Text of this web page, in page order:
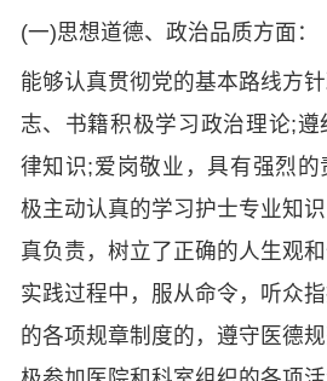
(一)思想道德、政治品质方面：
能够认真贯彻党的基本路线方
志、书籍积极学习政治理论;
律知识;爱岗敬业，具有强烈
极主动认真的学习护士专业知
真负责，树立了正确的人生观
实践过程中，服从命令，听众
的各项规章制度的，遵守医德